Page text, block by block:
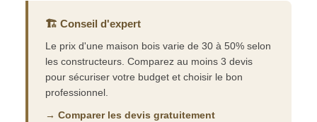
🏗️ Conseil d'expert
Le prix d'une maison bois varie de 30 à 50% selon
les constructeurs. Comparez au moins 3 devis
pour sécuriser votre budget et choisir le bon
professionnel.
→ Comparer les devis gratuitement